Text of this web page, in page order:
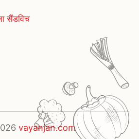
सैंडविच
vayanjan.com